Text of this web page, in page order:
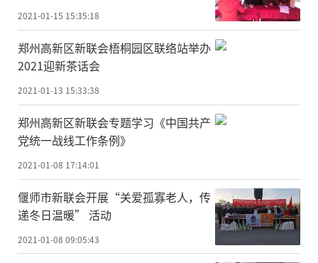
2021-01-15 15:35:18
郑州高新区新联会梧桐园区联络站举办
2021迎新茶话会
2021-01-13 15:33:38
郑州高新区新联会专题学习《中国共产
党统一战线工作条例》
2021-01-08 17:14:01
偃师市新联会开展“关爱孤寡老人，传
递冬日温暖” 活动
2021-01-08 09:05:43